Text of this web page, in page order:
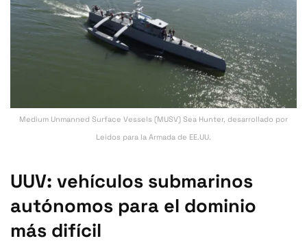
Medium Unmanned Surface Vessels (MUSV) Sea Hunter, desarrollado por
Leidos para la Armada de EE.UU.
UUV: vehículos submarinos
autónomos para el dominio
más difícil